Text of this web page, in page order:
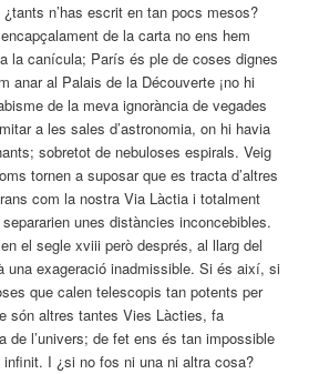
n’has escrit en tan pocs mesos?
de la carta no ens hem
la canícula; París és ple de coses dignes
anar al Palais de la Découverte ¡no hi
de la meva ignorància de vegades
a les sales d’astronomia, on hi havia
sobretot de nebuloses espirals. Veig
tornen a suposar que es tracta d’altres
com la nostra Via Làctia i totalment
unes distàncies inconcebibles.
el segle xviii però després, al llarg del
una exageració inadmissible. Si és així, si
que calen telescopis tan potents per
són altres tantes Vies Làcties, fa
de l’univers; de fet ens és tan impossible
infinit. I ¿si no fos ni una ni altra cosa?